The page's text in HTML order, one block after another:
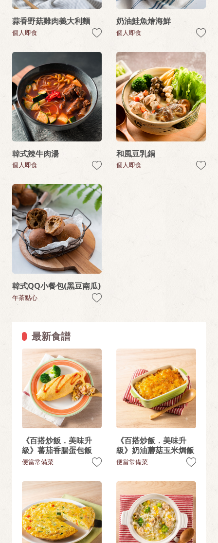
蒜香野菇雞肉義大利麵
個人即食
奶油鮭魚燴海鮮
個人即食
韓式辣牛肉湯
個人即食
和風豆乳鍋
個人即食
韓式QQ小餐包(黑豆南瓜)
午茶點心
最新食譜
《百搭炒飯．美味升
級》蕃茄香腸蛋包飯
便當常備菜
《百搭炒飯．美味升
級》奶油蘑菇玉米焗飯
便當常備菜